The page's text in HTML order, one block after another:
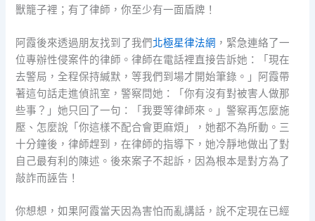
獸籠子裡；有了律師，你至少有一面盾牌！
阿霞後來透過朋友找到了我們北極星律法網 ，緊急連絡了一
位專辦性侵案件的律師。律師在電話裡直接告訴她：「現在
去警局，全程保持緘默，等我們到場才開始筆錄。」阿霞帶
著這句話走進偵訊室，警察問她：「你有沒有對被害人做那
些事？」她只回了一句：「我要等律師來。」警察再怎麼施
壓、怎麼說「你這樣不配合會更麻煩」，她都不為所動。三
十分鐘後，律師趕到，在律師的指導下，她冷靜地做出了對
自己最有利的陳述。後來案子不起訴，因為根本是對方為了
敲詐而誣告！
你想想，如果阿霞當天因為害怕而亂講話，說不定現在已經